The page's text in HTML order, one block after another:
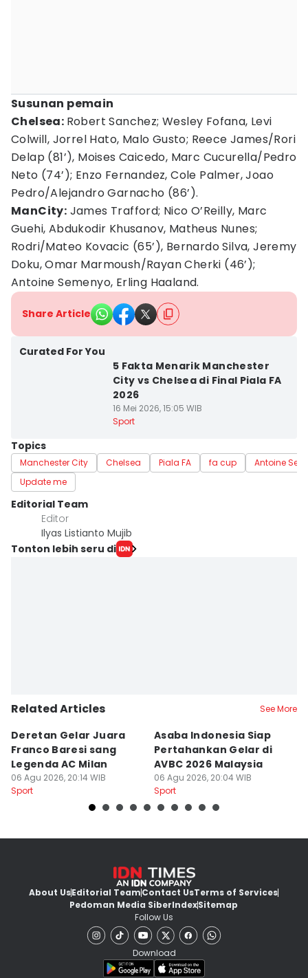
Susunan pemain
Chelsea: Robert Sanchez; Wesley Fofana, Levi
Colwill, Jorrel Hato, Malo Gusto; Reece James/Rori
Delap (81’), Moises Caicedo, Marc Cucurella/Pedro
Neto (74’); Enzo Fernandez, Cole Palmer, Joao
Pedro/Alejandro Garnacho (86’).
ManCity: James Trafford; Nico O’Reilly, Marc
Guehi, Abdukodir Khusanov, Matheus Nunes;
Rodri/Mateo Kovacic (65’), Bernardo Silva, Jeremy
Doku, Omar Marmoush/Rayan Cherki (46’);
Antoine Semenyo, Erling Haaland.
Share Article
Curated For You
5 Fakta Menarik Manchester
City vs Chelsea di Final Piala FA
2026
16 Mei 2026, 15:05 WIB
Sport
Topics
Manchester City Chelsea Piala FA fa cup
Antoine
Update me
Editorial Team
Editor
Ilyas Listianto Mujib
Tonton lebih seru di
Related Articles See More
Deretan Gelar Juara
Franco Baresi sang
Legenda AC Milan
06 Agu 2026, 20:14 WIB
Sport
Asaba Indonesia Siap
Pertahankan Gelar di
AVBC 2026 Malaysia
06 Agu 2026, 20:04 WIB
Sport
About UsEditorial TeamContact UsTerms of Services
Pedoman Media SiberIndexSitemap
Follow Us
Download